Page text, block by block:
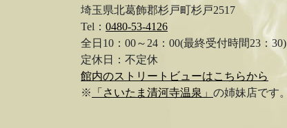
埼玉県北葛飾郡杉戸町杉戸2517
Tel： 0480-53-4126
全日10：00～24：00(最終受付時間23：30)
定休日：不定休
館内のストリートビューはこちらから
※
「さいたま清河寺温泉」 の姉妹店です。